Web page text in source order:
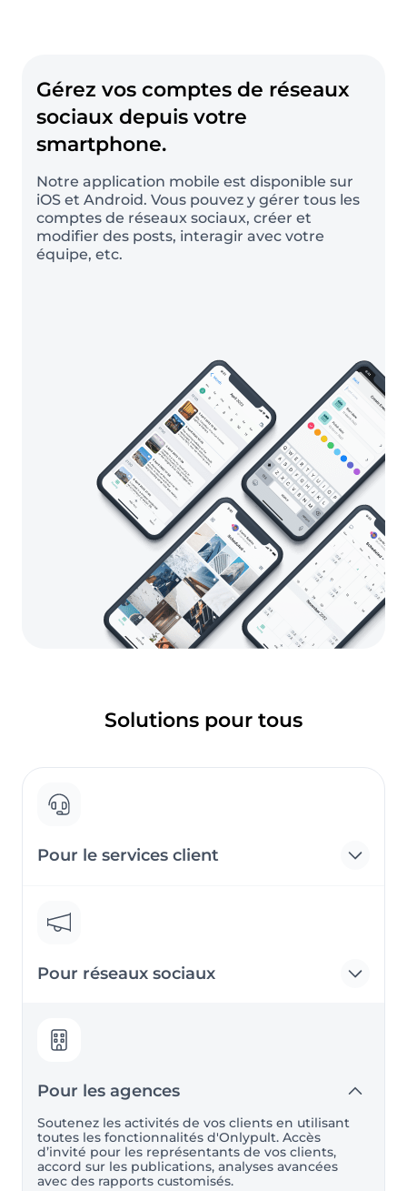
Gérez vos comptes de réseaux
sociaux depuis votre
smartphone.
Notre application mobile est disponible sur
iOS et Android. Vous pouvez y gérer tous les
comptes de réseaux sociaux, créer et
modifier des posts, interagir avec votre
équipe, etc.
Solutions pour tous
Pour le services client
Pour réseaux sociaux
Pour les agences
Soutenez les activités de vos clients en utilisant
toutes les fonctionnalités d'Onlypult. Accès
d’invité pour les représentants de vos clients,
accord sur les publications, analyses avancées
avec des rapports сustomisés.